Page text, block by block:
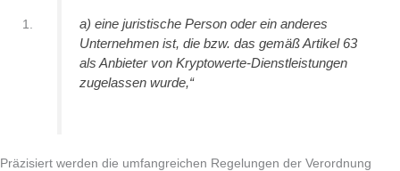
a) eine juristische Person oder ein anderes
Unternehmen ist, die bzw. das gemäß Artikel 63
als Anbieter von Kryptowerte-Dienstleistungen
zugelassen wurde,“
Präzisiert werden die umfangreichen Regelungen der Verordnung